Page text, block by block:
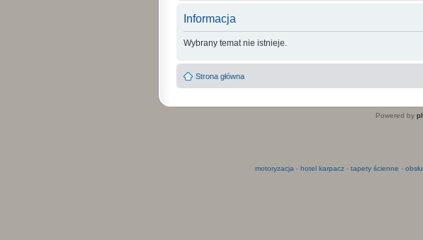
Informacja
Wybrany temat nie istnieje.
Strona główna
Powered by
motoryzacja - hotel karpacz- tapety ścienne -